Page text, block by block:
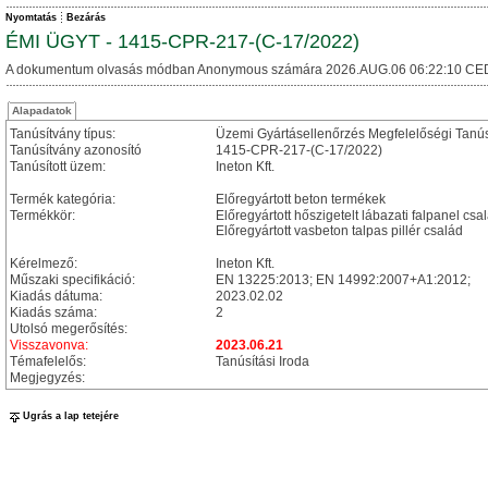
Nyomtatás Bezárás
ÉMI ÜGYT - 1415-CPR-217-(C-17/2022)
A dokumentum olvasás módban Anonymous számára 2026.AUG.06 06:22:10
Alapadatok
Tanúsítvány típus:
Üzemi Gyártásellenőrzés Megfelelőségi
Tanúsítvány azonosító
1415-CPR-217-(C-17/2022)
Tanúsított üzem:
Ineton Kft.
Termék kategória:
Előregyártott beton termékek
Termékkör:
Előregyártott hőszigetelt lábazati falpanel
Előregyártott vasbeton talpas pillér család
Kérelmező:
Ineton Kft.
Műszaki specifikáció:
EN 13225:2013; EN 14992:2007+A1:2012;
Kiadás dátuma:
2023.02.02
Kiadás száma:
2
Utolsó megerősítés:
Visszavonva:
2023.06.21
Témafelelős:
Tanúsítási Iroda
Megjegyzés:
Ugrás a lap tetejére